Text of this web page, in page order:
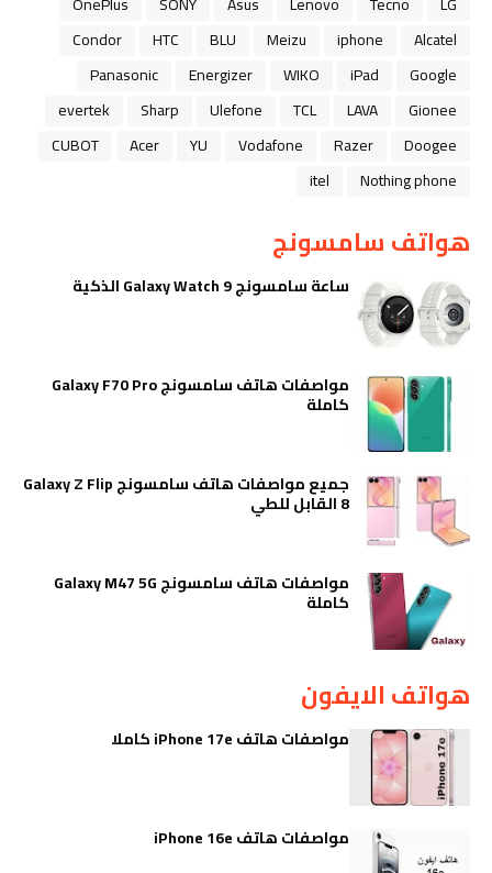
Alcatel
iphone
Meizu
BLU
HTC
Condor
Google
iPad
WIKO
Energizer
Panasonic
Gionee
LAVA
TCL
Ulefone
Sharp
evertek
Doogee
Razer
Vodafone
YU
Acer
CUBOT
Nothing phone
itel
هواتف سامسونج
ساعة سامسونج Galaxy Watch 9 الذكية
مواصفات هاتف سامسونج Galaxy F70 Pro
كاملة
جميع مواصفات هاتف سامسونج Galaxy Z Flip
8 القابل للطي
مواصفات هاتف سامسونج Galaxy M47 5G
كاملة
هواتف الايفون
مواصفات هاتف iPhone 17e كاملا
مواصفات هاتف iPhone 16e